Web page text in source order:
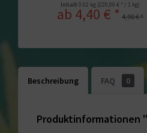
Inhalt0.02 kg (220,00 € * / 1 kg)
ab 4,40 € * 4,90 € *
Beschreibung FAQ 0
Produktinformationen